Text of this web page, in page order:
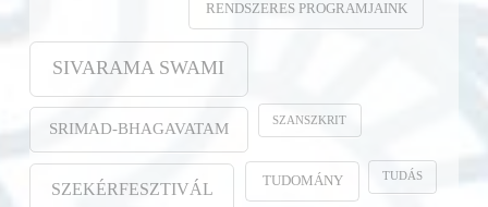
RENDSZERES PROGRAMJAINK
SIVARAMA SWAMI
SRIMAD-BHAGAVATAM SZANSZKRIT
SZEKÉRFESZTIVÁL TUDOMÁNY TUDÁS